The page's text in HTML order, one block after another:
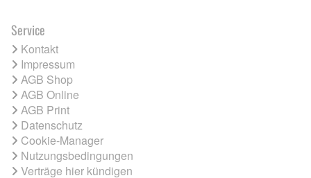
Service
Kontakt
Impressum
AGB Shop
AGB Online
AGB Print
Datenschutz
Cookie-Manager
Nutzungsbedingungen
Verträge hier kündigen